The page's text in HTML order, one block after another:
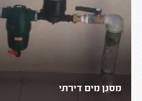
מסנן מים דירתי